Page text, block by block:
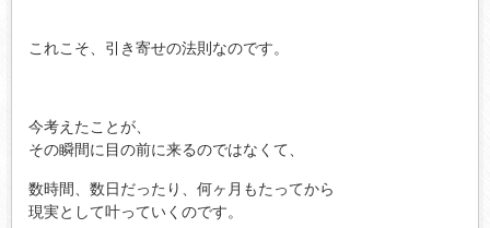
これこそ、引き寄せの法則なのです。
今考えたことが、
その瞬間に目の前に来るのではなくて、
数時間、数日だったり、何ヶ月もたってから
現実として叶っていくのです。